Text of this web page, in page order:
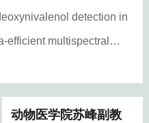
detection in
efficient multispectral
鹿英哲为论文第一作者，
FHB）作为全球性真菌病
动物医学院苏峰副教